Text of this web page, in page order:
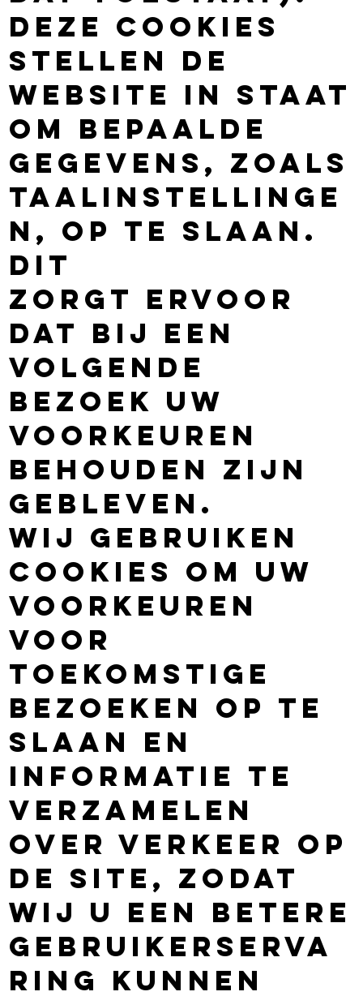
Deze cookies
stellen de
website in staat
om bepaalde
gegevens, zoals
taalinstellinge
n, op te slaan.
Dit
zorgt ervoor
dat bij een
volgende
bezoek uw
voorkeuren
behouden zijn
gebleven.
Wij gebruiken
cookies om uw
voorkeuren
voor
toekomstige
bezoeken op te
slaan en
informatie te
verzamelen
over verkeer op
de site, zodat
wij u een betere
gebruikerserva
ring kunnen